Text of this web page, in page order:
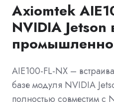
Axiomtek
NVIDIA Jetson
AIE100-FL-NX –
базе модуля NVIDIA
полностью совместим с